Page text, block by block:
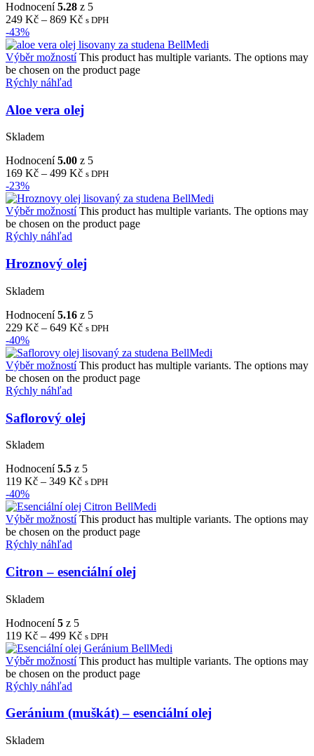
Hodnocení5.28 z 5
249 Kč – 869 Kč s DPH
-43%
Výběr možností This product has multiple variants. The options may
be chosen on the product page
Rýchly náhľad
Aloe vera olej
Skladem
Hodnocení5.00 z 5
169 Kč – 499 Kč s DPH
-23%
Výběr možností This product has multiple variants. The options may
be chosen on the product page
Rýchly náhľad
Hroznový olej
Skladem
Hodnocení5.16 z 5
229 Kč – 649 Kč s DPH
-40%
Výběr možností This product has multiple variants. The options may
be chosen on the product page
Rýchly náhľad
Saflorový olej
Skladem
Hodnocení5.5 z 5
119 Kč – 349 Kč s DPH
-40%
Výběr možností This product has multiple variants. The options may
be chosen on the product page
Rýchly náhľad
Citron – esenciální olej
Skladem
Hodnocení5 z 5
119 Kč – 499 Kč s DPH
Výběr možností This product has multiple variants. The options may
be chosen on the product page
Rýchly náhľad
Geránium (muškát) – esenciální olej
Skladem